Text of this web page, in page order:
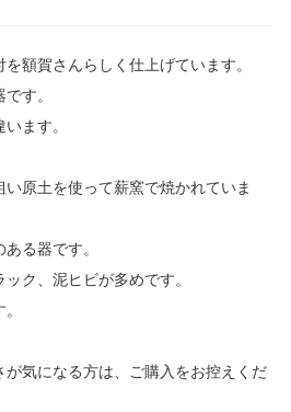
額賀さんらしく仕上げています。
す。
ます。
原土を使って薪窯で焼かれていま
る器です。
ク、泥ヒビが多めです。
が気になる方は、ご購入をお控えくだ